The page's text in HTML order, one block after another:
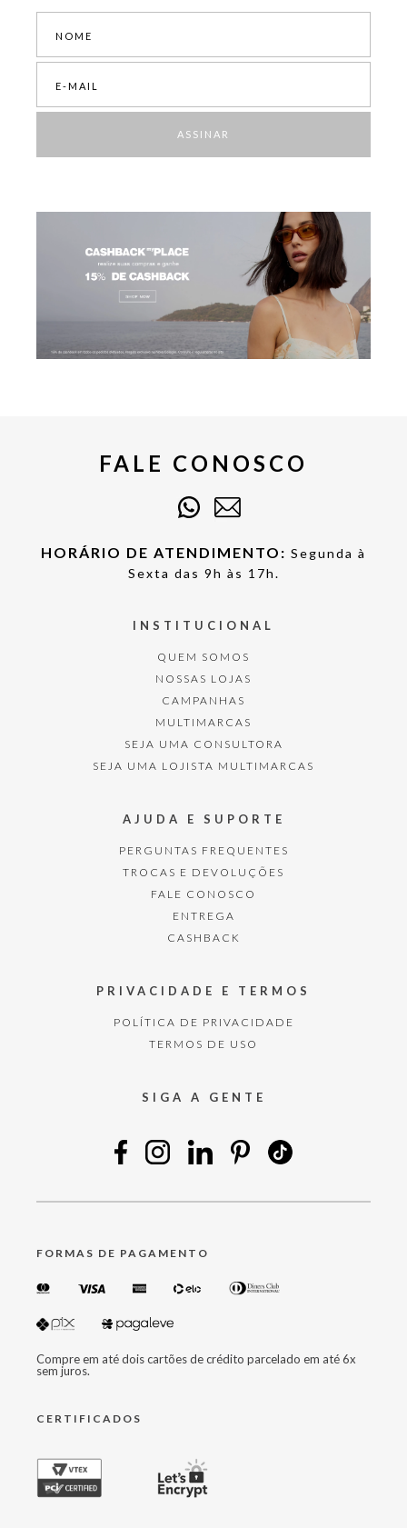
ASSINAR
FALE CONOSCO
HORÁRIO DE ATENDIMENTO: Segunda à
Sexta das 9h às 17h.
INSTITUCIONAL
QUEM SOMOS
NOSSAS LOJAS
CAMPANHAS
MULTIMARCAS
SEJA UMA CONSULTORA
SEJA UMA LOJISTA MULTIMARCAS
AJUDA E SUPORTE
PERGUNTAS FREQUENTES
TROCAS E DEVOLUÇÕES
FALE CONOSCO
ENTREGA
CASHBACK
PRIVACIDADE E TERMOS
POLÍTICA DE PRIVACIDADE
TERMOS DE USO
SIGA A GENTE
FORMAS DE PAGAMENTO
Compre em até dois cartões de crédito parcelado em até 6x
sem juros.
CERTIFICADOS